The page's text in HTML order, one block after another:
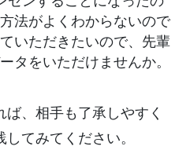
法がよくわからないので
いただきたいので、先輩
タをいただけませんか。
、相手も了承しやすく
てみてください。